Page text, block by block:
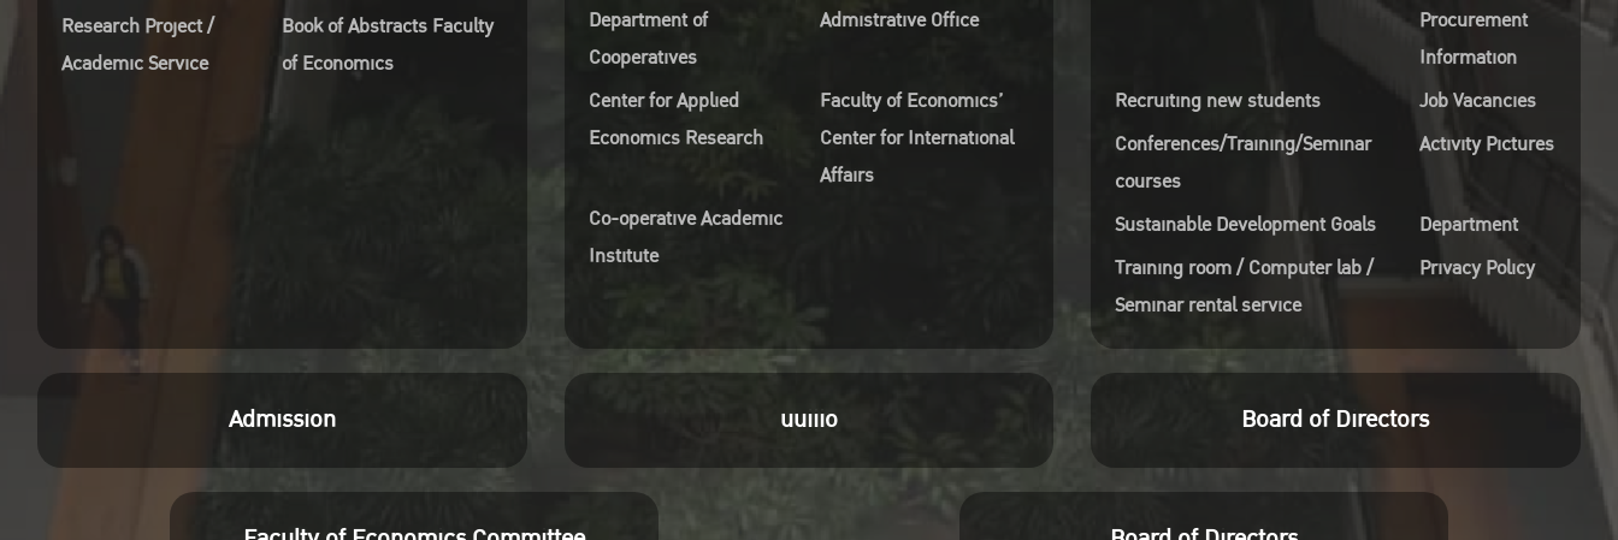
Research Project /
Academic Service
Book of Abstracts Faculty
of Economics
Department of
Cooperatives
Admistrative Office
Center for Applied
Economics Research
Faculty of Economics’
Center for International
Affairs
Co-operative Academic
Institute
Procurement
Information
Recruiting new students
Job Vacancies
Conferences/Training/Seminar
courses
Activity Pictures
Sustainable Development Goals
Department
Training room / Computer lab /
Seminar rental service
Privacy Policy
Admission uuiiio Board of Directors